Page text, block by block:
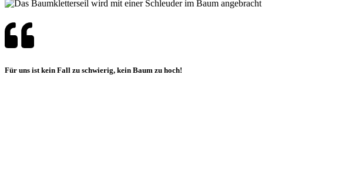
Für uns ist kein Fall zu schwierig, kein Baum zu hoch!